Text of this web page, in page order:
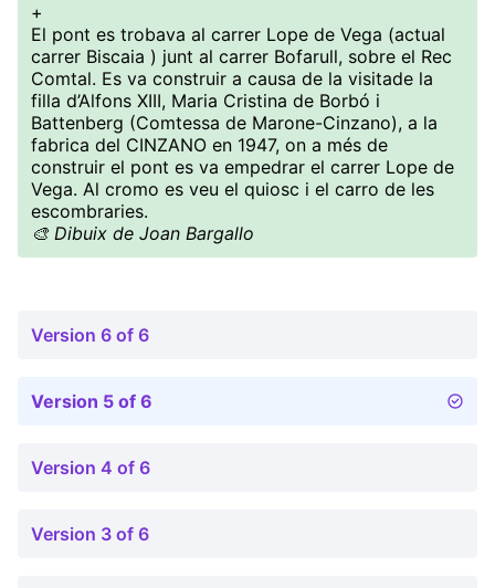
+
El pont es trobava al carrer Lope de Vega (actual
carrer Biscaia ) junt al carrer Bofarull, sobre el Rec
Comtal. Es va construir a causa de la visitade la
filla d’Alfons XIII, Maria Cristina de Borbó i
Battenberg (Comtessa de Marone-Cinzano), a la
fabrica del CINZANO en 1947, on a més de
construir el pont es va empedrar el carrer Lope de
Vega. Al cromo es veu el quiosc i el carro de les
escombraries.
🎨 Dibuix de Joan Bargallo
Version 6 of 6
Version 5 of 6
Version 4 of 6
Version 3 of 6